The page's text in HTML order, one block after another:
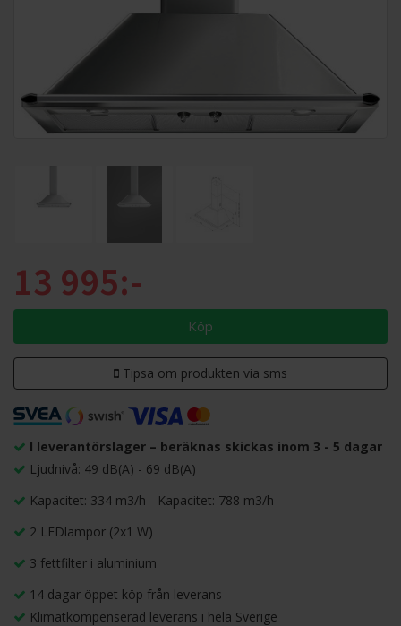
13 995:-
Köp
Tipsa om produkten via sms
I leverantörslager – beräknas skickas inom 3 - 5 dagar
Ljudnivå: 49 dB(A) - 69 dB(A)
Kapacitet: 334 m3/h - Kapacitet: 788 m3/h
2 LEDlampor (2x1 W)
3 fettfilter i aluminium
14 dagar öppet köp från leverans
Klimatkompenserad leverans i hela Sverige